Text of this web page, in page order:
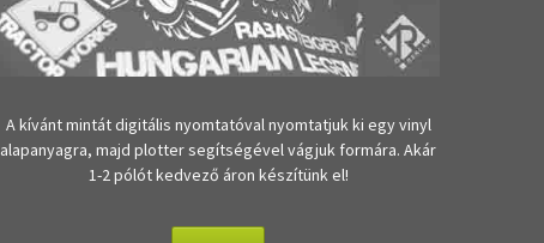
A kívánt mintát digitális nyomtatóval nyomtatjuk ki egy vinyl
alapanyagra, majd plotter segítségével vágjuk formára. Akár
1-2 pólót kedvező áron készítünk el!